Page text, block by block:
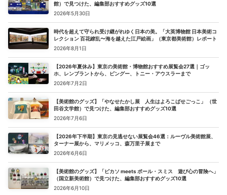
館）で見つけた、編集部おすすめグッズ10選
2026年5月30日
時代を超えて守られ受け継がれゆく日本の美。「大英博物館 日本美術コ
レクション 百花繚乱〜海を越えた江戸絵画」（東京都美術館）レポート
2026年8月1日
【2026年夏休み】東京の美術館・博物館おすすめ展覧会27選｜ゴッ
ホ、レンブラントから、ピングー、トニー・アウスラーまで
2026年7月2日
【美術館のグッズ】「やなせたかし展 人生はよろこばせごっこ」 （世
田谷文学館）で見つけた、編集部おすすめグッズ10選
2026年7月6日
【2026年下半期】東京の見逃せない展覧会46選：ルーヴル美術館展、
ターナー展から、マリメッコ、森万里子展まで
2026年6月6日
【美術館のグッズ】「ピカソ meets ポール・スミス 遊び心の冒険へ」
（国立新美術館）で見つけた、編集部おすすめグッズ10選
2026年6月10日